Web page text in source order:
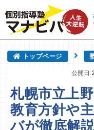
トップページ
公開日
札幌市立上
教育方針や
バが徹底解